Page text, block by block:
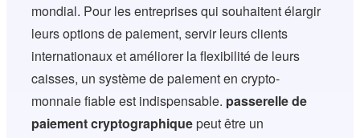
mondial. Pour les entreprises qui souhaitent élargir
leurs options de paiement, servir leurs clients
internationaux et améliorer la flexibilité de leurs
caisses, un système de paiement en crypto-
monnaie fiable est indispensable. passerelle de
paiement cryptographiquepeut être un